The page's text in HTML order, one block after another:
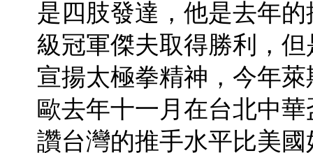
是四肢發達，他是去年
級冠軍傑夫取得勝利，
宣揚太極拳精神，今年
歐去年十一月在台北中
讚台灣的推手水平比美